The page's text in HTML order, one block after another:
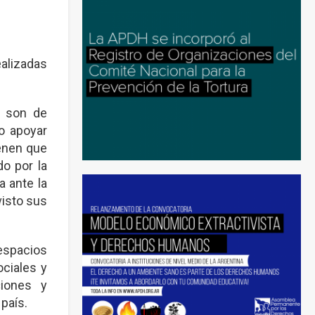
son de
apoyar
que
por la
ante la
sus
y
y